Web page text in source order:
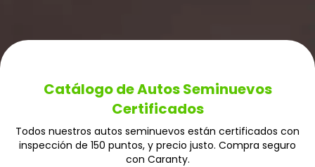
Catálogo de Autos Seminuevos
Certificados
Todos nuestros autos seminuevos están certificados con
inspección de 150 puntos, y precio justo. Compra seguro
con Caranty.